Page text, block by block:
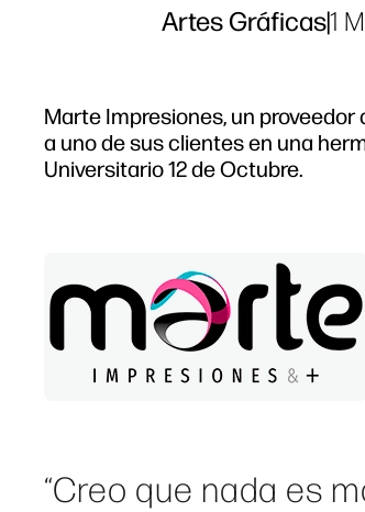
Artes Gráficas|1
Marte Impresiones, un
a uno de sus clientes en una
Universitario 12 de Octubre.
“Creo que nada es